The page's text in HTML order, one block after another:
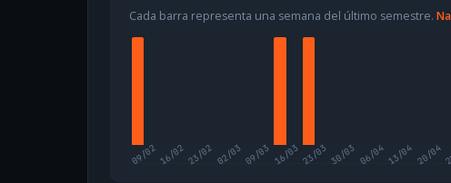
Cada barra representa una semana del último semestre.
09/0216/0223/02 02/03 09/03 16/03 23/03 30/03 06/0413/04 20/04